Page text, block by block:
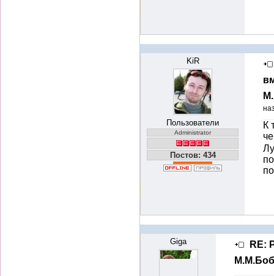
KiR
Пользователи
Administrator
Постов: 434
К
Giga
RE: